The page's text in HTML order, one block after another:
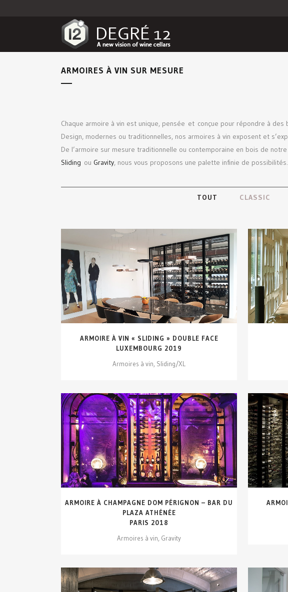
ARMOIRES À VIN SUR MESURE
Chaque armoire à vin est unique, pensée et conçue pour répondre à
Design, modernes ou traditionnelles, nos armoires à vin exposent et
De l’armoire sur mesure traditionnelle ou contemporaine en bois de
Sliding ou Gravity, nous vous proposons une palette infinie de
TOUT CLASSIC
VOIR DÉTAILS...
ARMOIRE À VIN « SLIDING » DOUBLE FACE
LUXEMBOURG 2019
Armoires à vin, Sliding/XL
VOIR DÉTAILS...
ARMOIRE À CHAMPAGNE DOM PÉRIGNON – BAR DU
PLAZA ATHÉNÉE
PARIS 2018
Armoires à vin, Gravity